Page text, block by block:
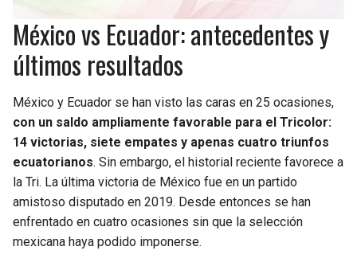
México vs Ecuador: antecedentes y
últimos resultados
México y Ecuador se han visto las caras en 25 ocasiones,
con un saldo ampliamente favorable para el Tricolor:
14 victorias, siete empates y apenas cuatro triunfos
ecuatorianos. Sin embargo, el historial reciente favorece a
la Tri. La última victoria de México fue en un partido
amistoso disputado en 2019. Desde entonces se han
enfrentado en cuatro ocasiones sin que la selección
mexicana haya podido imponerse.